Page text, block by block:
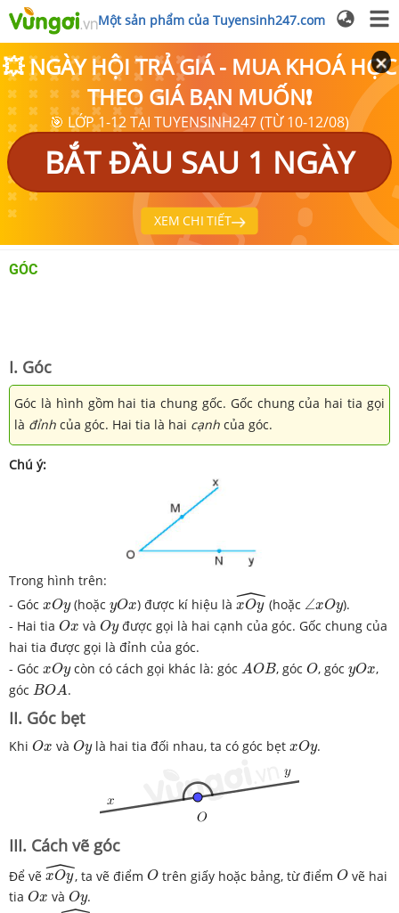
Một sản phẩm của Tuyensinh247.com
💥 NGÀY HỘI TRẢ GIÁ - MUA KHOÁ HỌC
THEO GIÁ BẠN MUỐN❗
🎯 LỚP 1-12 TẠI TUYENSINH247 (TỪ 10-12/08)
BẮT ĐẦU SAU 1 NGÀY
XEM CHI TIẾT
GÓC
I. Góc
Góc là hình gồm hai tia chung gốc. Gốc chung của hai tia gọi
là đỉnh của góc. Hai tia là hai cạnh của góc.
Chú ý:
Trong hình trên:
- Góc xOy
xOy(hoặcyOx
yOx) được kí hiệu làˆ
xOy
xOy^
(hoặc ∠xOy
∠xOy).
- Hai tia Ox
Ox và Oy
Oyđược gọi là hai cạnh của góc. Gốc chung của
hai tia được gọi là đỉnh của góc.
- Góc xOy
xOycòn có cách gọi khác là: góc AOB
AOB , gócO
O, gócyOx
yOx,
góc BOA
BOA .
II. Góc bẹt
Khi Ox
Ox và Oy
Oylà hai tia đối nhau, ta có góc bẹtxOy
xOy.
III. Cách vẽ góc
Để vẽ ˆ
xOy
xOy^
, ta vẽ điểm O
Otrên giấy hoặc bảng, từ điểm O
Ovẽ hai
tia Ox
Ox và Oy
Oy.
xOy^